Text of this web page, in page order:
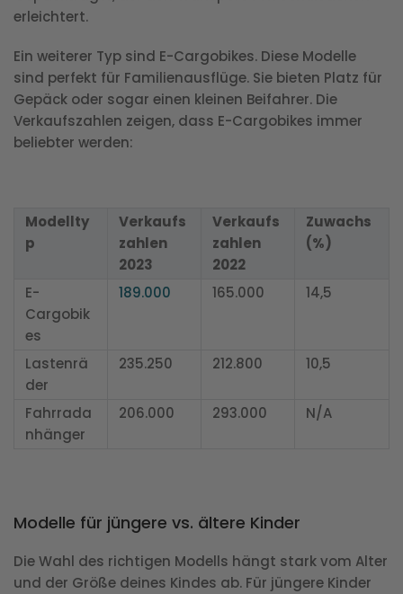
erleichtert.
Ein weiterer Typ sind E-Cargobikes. Diese Modelle
sind perfekt für Familienausflüge. Sie bieten Platz für
Gepäck oder sogar einen kleinen Beifahrer. Die
Verkaufszahlen zeigen, dass E-Cargobikes immer
beliebter werden:
Modellty
p
Verkaufs
zahlen
2023
Verkaufs
zahlen
2022
Zuwachs
(%)
E-
Cargobik
es
189.000 165.000 14,5
Lastenrä
der
235.250 212.800 10,5
Fahrrada
nhänger
206.000 293.000 N/A
Modelle für jüngere vs. ältere Kinder
Die Wahl des richtigen Modells hängt stark vom Alter
und der Größe deines Kindes ab. Für jüngere Kinder